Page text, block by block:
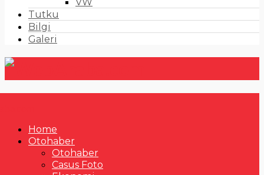
Tutku
Bilgi
Galeri
Home
Otohaber
Otohaber
Casus Foto